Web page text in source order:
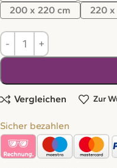
200 x 220 cm
220
Vergleichen Zur
Sicher bezahlen